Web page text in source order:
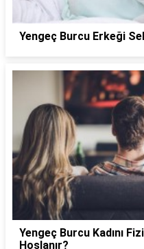
Yengeç Burcu Erkeği
Yengeç Burcu Kadını
Hoşlanır?